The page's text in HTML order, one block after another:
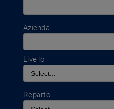
Azienda
Livello
Reparto